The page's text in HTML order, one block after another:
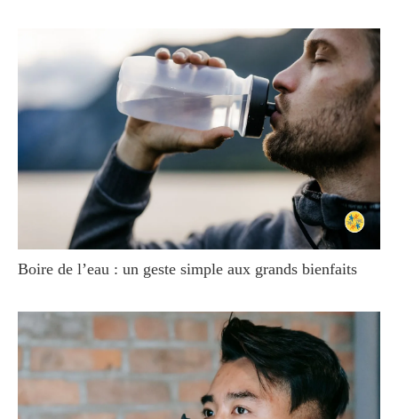
Boire de l’eau : un geste simple aux grands bienfaits